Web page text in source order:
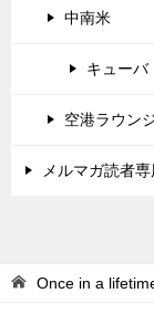
中南米
キューバ
空港ラウン
メルマガ読者専
Once in a